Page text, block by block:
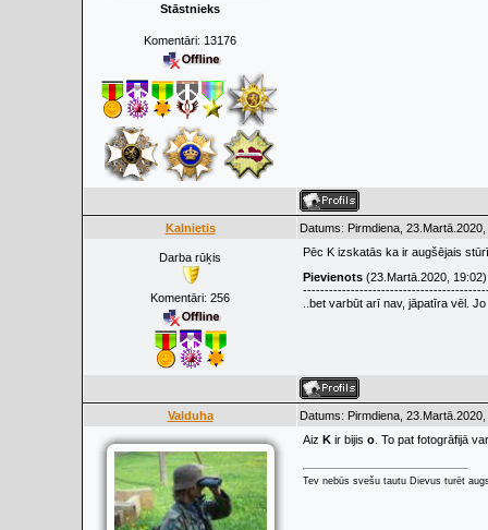
Stāstnieks
Komentāri: 13176
Kalnietis Datums: Pirmdiena,
Darba rūķis
Komentāri: 256
Pēc K izskatās ka ir augšējais
Pievienots (23.Martā.2020, 19:02)
..bet varbūt arī nav, jāpatīra vēl.
Valduha Datums: Pirmdiena,
Aiz K ir bijis o . To pat fotogrāfijā
Tev nebūs svešu tautu Dievus turēt